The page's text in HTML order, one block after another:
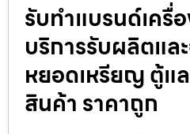
รับทำแบรนด์เครื่
บริการรับผลิตแล
หยอดเหรียญ ตู้แ
สินค้า ราคาถูก